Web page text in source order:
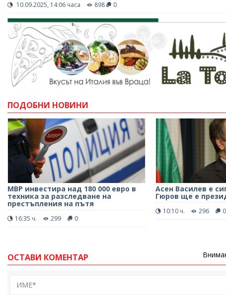
10.09.2025, 14:06 часа 898 0
ПОДОБНИ НОВИНИ
МВР инвестира над 180 000 евро в
техника за разследване на
престъпления на пътя
16:35 ч. 299 0
Асен Василев е
Гюров ще е
10:10 ч. 296 0
ОСТАВИ КОМЕНТАР